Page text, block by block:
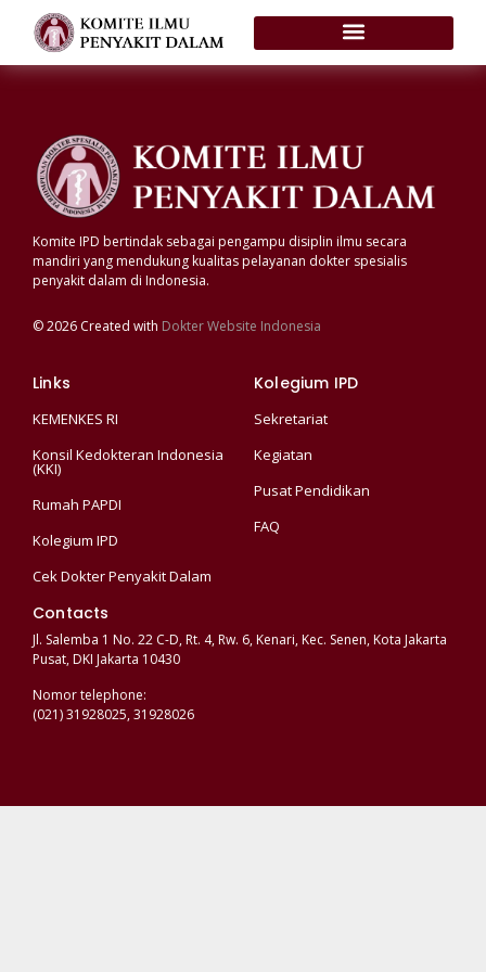
Komite IPD bertindak sebagai pengampu disiplin ilmu secara
mandiri yang mendukung kualitas pelayanan dokter spesialis
penyakit dalam di Indonesia.
© 2026 Created with Dokter Website Indonesia
Links
KEMENKES RI
Konsil Kedokteran Indonesia
(KKI)
Rumah PAPDI
Kolegium IPD
Cek Dokter Penyakit Dalam
Kolegium IPD
Sekretariat
Kegiatan
Pusat Pendidikan
FAQ
Contacts
Jl. Salemba 1 No. 22 C-D, Rt. 4, Rw. 6, Kenari, Kec. Senen, Kota Jakarta
Pusat, DKI Jakarta 10430
Nomor telephone:
(021) 31928025, 31928026